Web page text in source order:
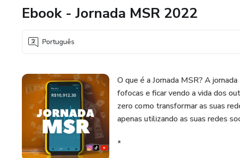
Ebook - Jornada MSR 2022
Português
O que é a Jornada MSR? A
fofocas e ficar vendo a vida dos
zero como transformar as suas
apenas utilizando as suas redes
*